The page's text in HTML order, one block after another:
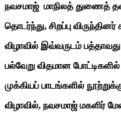
நவசமாஜ் ‌ மாநிலத் துணைத்
தொடர்ந்து, சிறப்பு
விழாவில் இவ்வருடம்
பல்வேறு விதமான
முக்கியப் பாடங்களில்
விழாவில், நவசமாஜ் மகளிர்